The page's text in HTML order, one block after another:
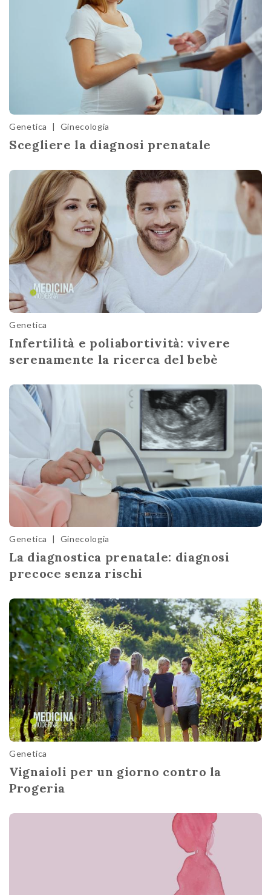
Genetica | Ginecologia
Scegliere la diagnosi prenatale
Genetica
Infertilità e poliabortività: vivere
serenamente la ricerca del bebè
Genetica | Ginecologia
La diagnostica prenatale: diagnosi
precoce senza rischi
Genetica
Vignaioli per un giorno contro la
Progeria